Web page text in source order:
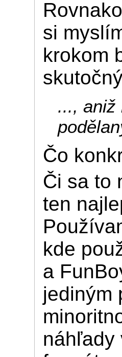
si
krokom
..., aniž
Čo
Či sa to
ten
kde
a
jediným
náhľady